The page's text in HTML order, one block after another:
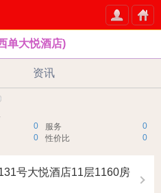
单大悦酒店)
资讯
0
0
服务
0
0
性价比
号大悦酒店11层1160房